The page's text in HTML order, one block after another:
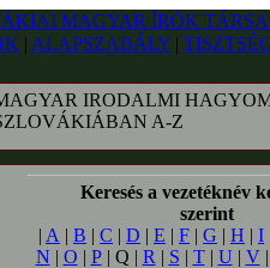
| ALAPSZABÁLY |
IRODALMI
A-Z
Keresés a vezetéknév
szerint
| A | B | C | D | E | F | G | H | I
N | O | P| Q | R | S | T| U | V